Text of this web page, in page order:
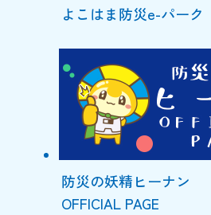
よこはま防災e-パーク
防災の妖精ヒーナン
OFFICIAL PAGE